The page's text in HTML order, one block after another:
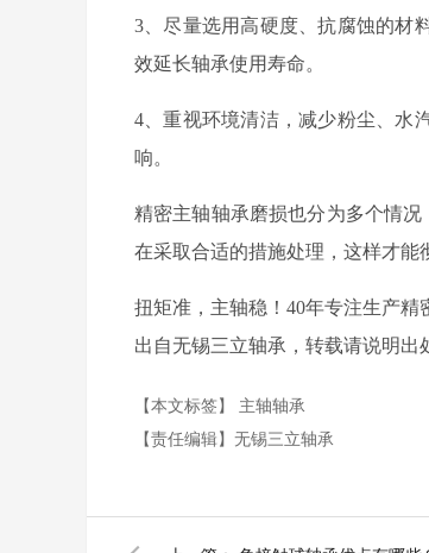
3 、尽量选用高硬度、抗腐蚀的材
效延长轴承使用寿命。
4 、重视环境清洁，减少粉尘、水
响。
精密主轴轴承磨损也分为多个情
在采取合适的措施处理，这样才能
扭矩准，主轴稳！40年专注生产精
出自无锡三立轴承，转载请说明出
【本文标签】 主轴轴承
【责任编辑】 无锡三立轴承